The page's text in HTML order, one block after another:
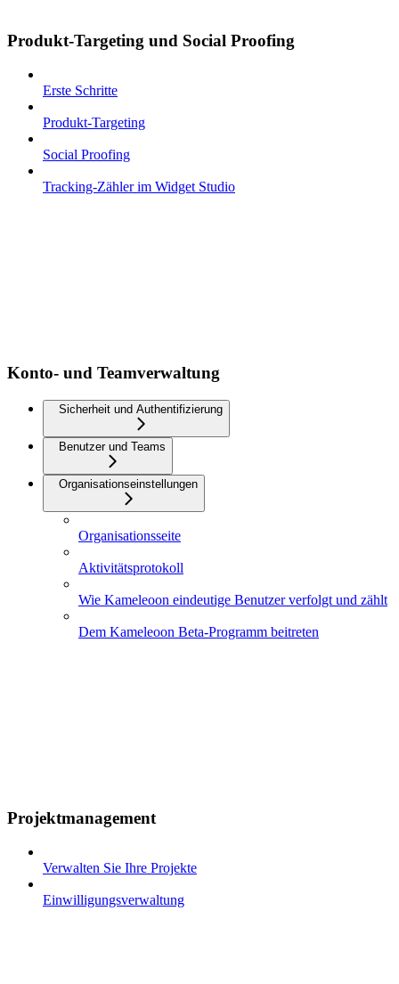
Produkt-Targeting und Social Proofing
Erste Schritte
Produkt-Targeting
Social Proofing
Tracking-Zähler im Widget Studio
Konto- und Teamverwaltung
Sicherheit und Authentifizierung
Benutzer und Teams
Organisationseinstellungen
Organisationsseite
Aktivitätsprotokoll
Wie Kameleoon eindeutige Benutzer verfolgt und zählt
Dem Kameleoon Beta-Programm beitreten
Projektmanagement
Verwalten Sie Ihre Projekte
Einwilligungsverwaltung